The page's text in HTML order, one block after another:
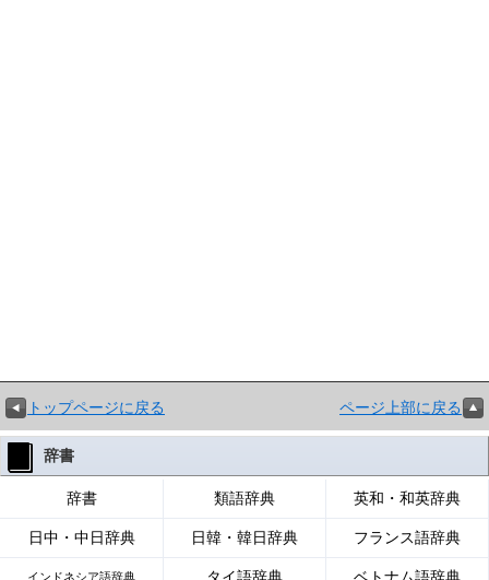
トップページに戻る ページ上部に戻る
辞書
辞書 類語辞典 英和・和英辞典
日中・中日辞典 日韓・韓日辞典 フランス語辞典
インドネシア語辞典